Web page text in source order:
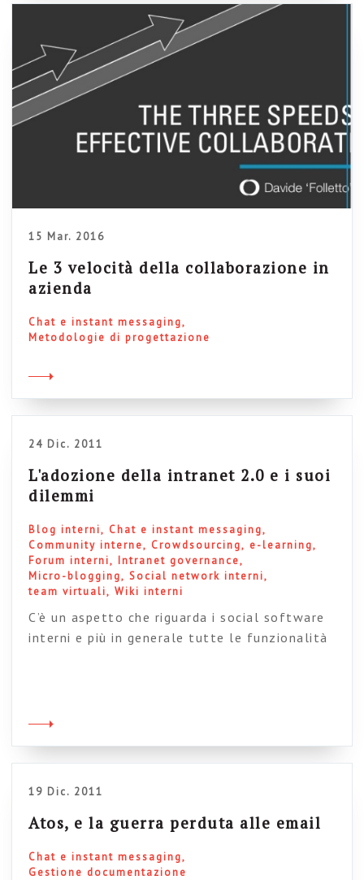
15 Mar. 2016
Le 3 velocità della collaborazione in
azienda
Chat e instant messaging
Metodologie di progettazione
24 Dic. 2011
L'adozione della intranet 2.0 e i suoi
dilemmi
Blog interni
Chat e instant messaging
Community interne
Crowdsourcing
e-learning
Forum interni
Intranet governance
Micro-blogging Social network interni
team virtuali Wiki interni
C’è un aspetto che riguarda i social software
interni e più in generale tutte le funzionalità
adottare queste funzionalità e quanto invece
capace di dare un senso operativo […]
19 Dic. 2011
Atos, e la guerra perduta alle email
Chat e instant messaging
Gestione documentazione